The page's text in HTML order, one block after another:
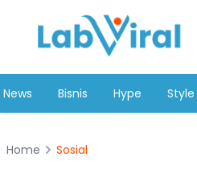
News Bisnis Hype Style
Home Sosial